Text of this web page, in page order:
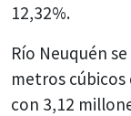
12,32%.
Río Neuquén
metros cúbicos
con 3,12